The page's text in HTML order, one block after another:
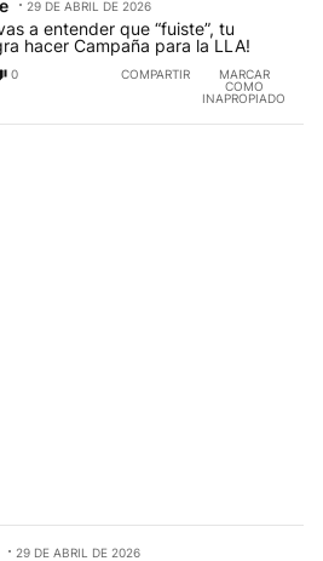
29 DE ABRIL DE 2026
a entender que “fuiste”, tu
hacer Campaña para la LLA!
0 COMPARTIR
MARCAR
COMO
INAPROPIADO
29 DE ABRIL DE 2026